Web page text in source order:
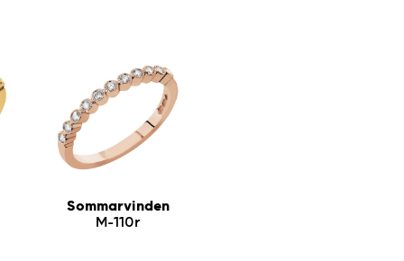
Sommarvinden
M-110r